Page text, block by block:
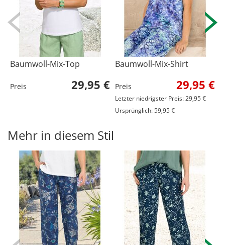
Baumwoll-Mix-Top
Preis 29,95 €
Baumwoll-Mix-Shirt
Preis 29,95 €
Letzter niedrigster Preis: 29,95 €
Ursprünglich: 59,95 €
Mehr in diesem Stil